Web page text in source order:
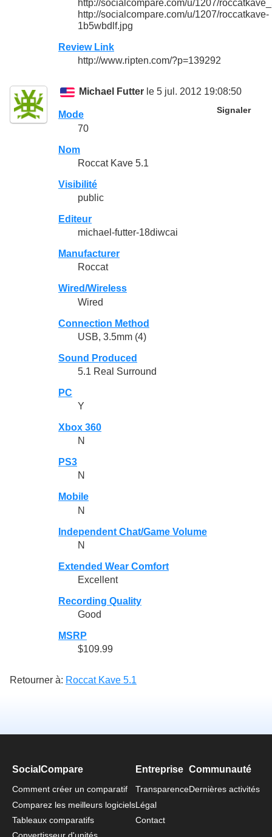
http://socialcompare.com/u/1207/
http://socialcompare.com/u/1207/roccatkave-
1b5wbdlf.jpg
Review Link
http://www.ripten.com/?p=139292
Michael Futter le 5 jul. 2012 19:08:50
Signaler
Mode
70
Nom
Roccat Kave 5.1
Visibilité
public
Editeur
michael-futter-18diwcai
Manufacturer
Roccat
Wired/Wireless
Wired
Connection Method
USB, 3.5mm (4)
Sound Produced
5.1 Real Surround
PC
Y
Xbox 360
N
PS3
N
Mobile
N
Independent Chat/Game Volume
N
Extended Wear Comfort
Excellent
Recording Quality
Good
MSRP
$109.99
Retourner à: Roccat Kave 5.1
SocialCompare
Comment créer un comparatif
Comparez les meilleurs logiciels
Tableaux comparatifs
Entreprise
Transparence
Légal
Contact
Communauté
Dernières activités